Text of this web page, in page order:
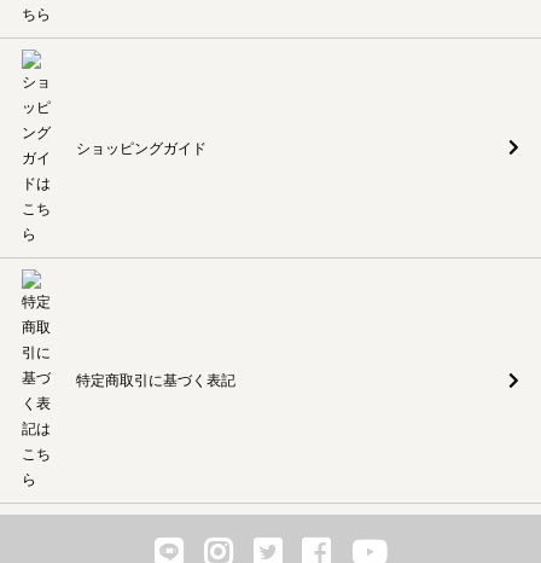
ショッピングガイド
特定商取引に基づく表記